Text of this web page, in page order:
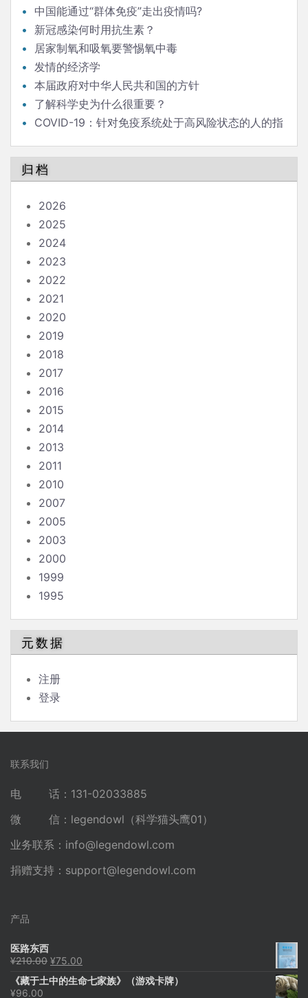
中国能通过“群体免疫”走出疫情吗?
新冠感染何时用抗生素？
居家制氧和吸氧要警惕氧中毒
发情的经济学
本届政府对中华人民共和国的方针
了解科学史为什么很重要？
COVID-19：针对免疫系统处于高风险状态的人的指
归档
2026
2025
2024
2023
2022
2021
2020
2019
2018
2017
2016
2015
2014
2013
2011
2010
2007
2005
2003
2000
1999
1995
元数据
注册
登录
联系我们
电 话：131-02033885
微 信：legendowl（科学猫头鹰01）
业务联系： info@legendowl.com
捐赠支持： support@legendowl.com
产品
医路东西
¥210.00 原
为：
¥75.00
价
《藏于土中的生命七家族》（游戏卡牌）
¥96.00